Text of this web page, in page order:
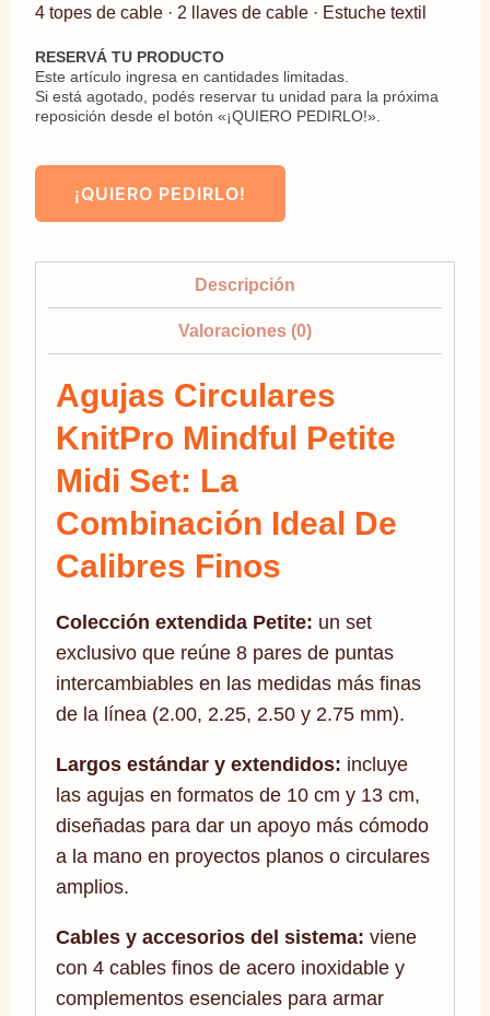
4 topes de cable · 2 llaves de cable · Estuche textil
RESERVÁ TU PRODUCTO
Este artículo ingresa en cantidades limitadas.
Si está agotado, podés reservar tu unidad para la próxima
reposición desde el botón «¡QUIERO PEDIRLO!».
¡QUIERO PEDIRLO!
Descripción
Valoraciones (0)
Agujas Circulares
KnitPro Mindful Petite
Midi Set: La
Combinación Ideal De
Calibres Finos
Colección extendida Petite: un set
exclusivo que reúne 8 pares de puntas
intercambiables en las medidas más finas
de la línea (2.00, 2.25, 2.50 y 2.75 mm).
Largos estándar y extendidos: incluye
las agujas en formatos de 10 cm y 13 cm,
diseñadas para dar un apoyo más cómodo
a la mano en proyectos planos o circulares
amplios.
Cables y accesorios del sistema: viene
con 4 cables finos de acero inoxidable y
complementos esenciales para armar